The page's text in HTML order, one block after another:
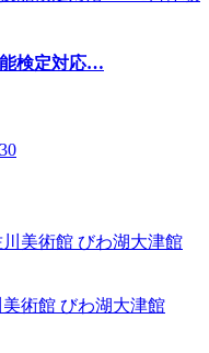
検定対応…
術館 びわ湖大津館